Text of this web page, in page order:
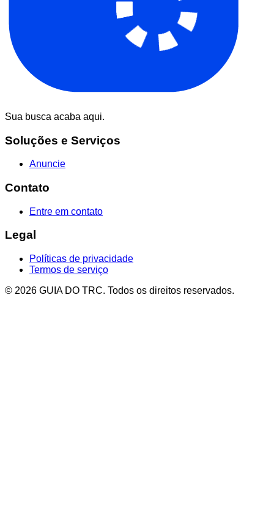
Sua busca acaba aqui.
Soluções e Serviços
Anuncie
Contato
Entre em contato
Legal
Políticas de privacidade
Termos de serviço
© 2026 GUIA DO TRC. Todos os direitos reservados.